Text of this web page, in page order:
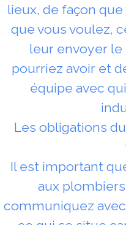
lieux, de façon
que vous voulez,
leur envoyer
pourriez avoir et
équipe avec
Les obligations
Il est important
aux
communiquez